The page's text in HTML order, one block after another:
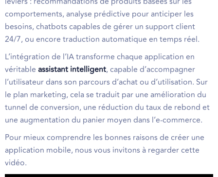
comportements, analyse prédictive pour anticiper les
besoins, chatbots capables de gérer un support client
24/7, ou encore traduction automatique en temps réel.
L’intégration de l’IA transforme chaque application en
véritable assistant intelligent, capable d’accompagner
l’utilisateur dans son parcours d’achat ou d’utilisation. Sur
le plan marketing, cela se traduit par une amélioration du
tunnel de conversion, une réduction du taux de rebond et
une augmentation du panier moyen dans l’e-commerce.
Pour mieux comprendre les bonnes raisons de créer une
application mobile, nous vous invitons à regarder cette
vidéo.